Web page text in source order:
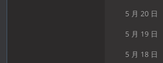
5 月 20 日
5 月 19 日
5 月 18 日